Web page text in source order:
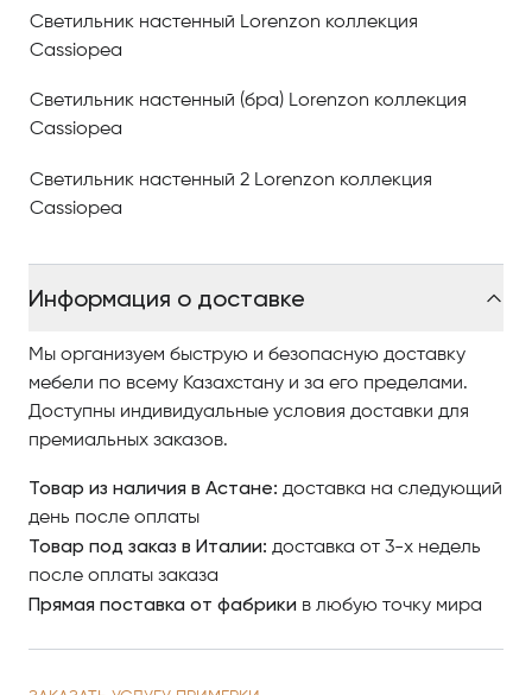
союз металла и стекла, где современная геометрия
выглядит роскошно и инновационно.
Цвета, формы, отдельные детали — все это
Cassiopea.
Lorenzon, изучайте наш интернет-каталог, где
разнообразные модели представлены
модели и оформляйте заказ.
По вопросам приобретения коллекции
обращайтесь в Центр итальянской мебели
Светильник настенный Lorenzon коллекция
Cassiopea
Светильник настенный (бра) Lorenzon коллекция
Cassiopea
Светильник настенный 2 Lorenzon коллекция
Cassiopea
Информация о доставке
Мы организуем быструю и безопасную доставку
мебели по всему Казахстану и за его пределами.
Доступны индивидуальные условия доставки для
премиальных заказов.
Товар из наличия в Астане: доставка на следующий
день после оплаты
Товар под заказ в Италии: доставка от 3-х недель
после оплаты заказа
Прямая поставка от фабрики в любую точку мира